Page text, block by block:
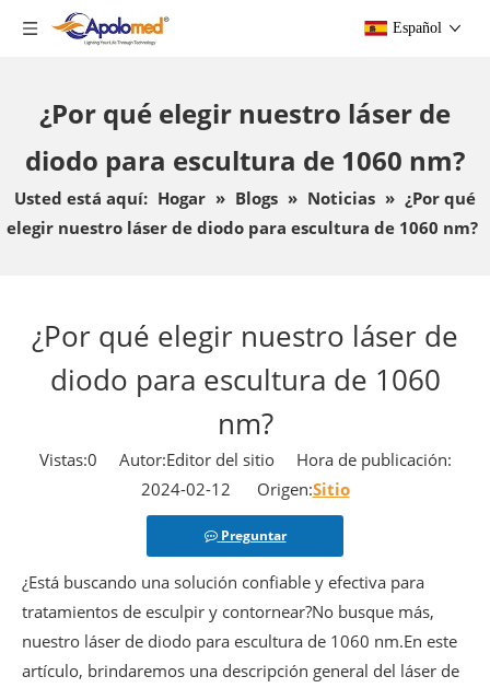
Español
¿Por qué elegir nuestro láser de
diodo para escultura de 1060 nm?
Usted está aquí: Hogar » Blogs » Noticias » ¿Por qué
elegir nuestro láser de diodo para escultura de 1060 nm?
¿Por qué elegir nuestro láser de
diodo para escultura de 1060
nm?
Vistas:0 Autor:Editor del sitio Hora de publicación:
2024-02-12 Origen:Sitio
Preguntar
¿Está buscando una solución confiable y efectiva para
tratamientos de esculpir y contornear?No busque más,
nuestro láser de diodo para escultura de 1060 nm.En este
artículo, brindaremos una descripción general del láser de